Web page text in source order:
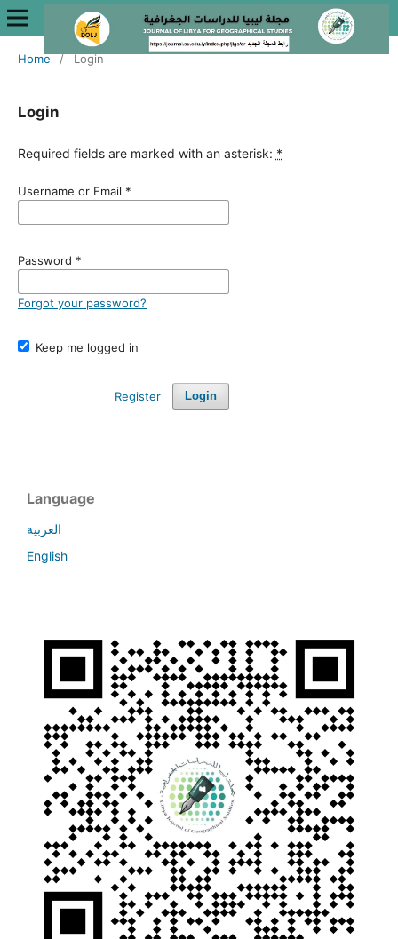
Home / Login
Login
Required fields are marked with an asterisk: *
Username or Email *
Password *
Forgot your password?
Keep me logged in
Login
Register
Language
العربية
English